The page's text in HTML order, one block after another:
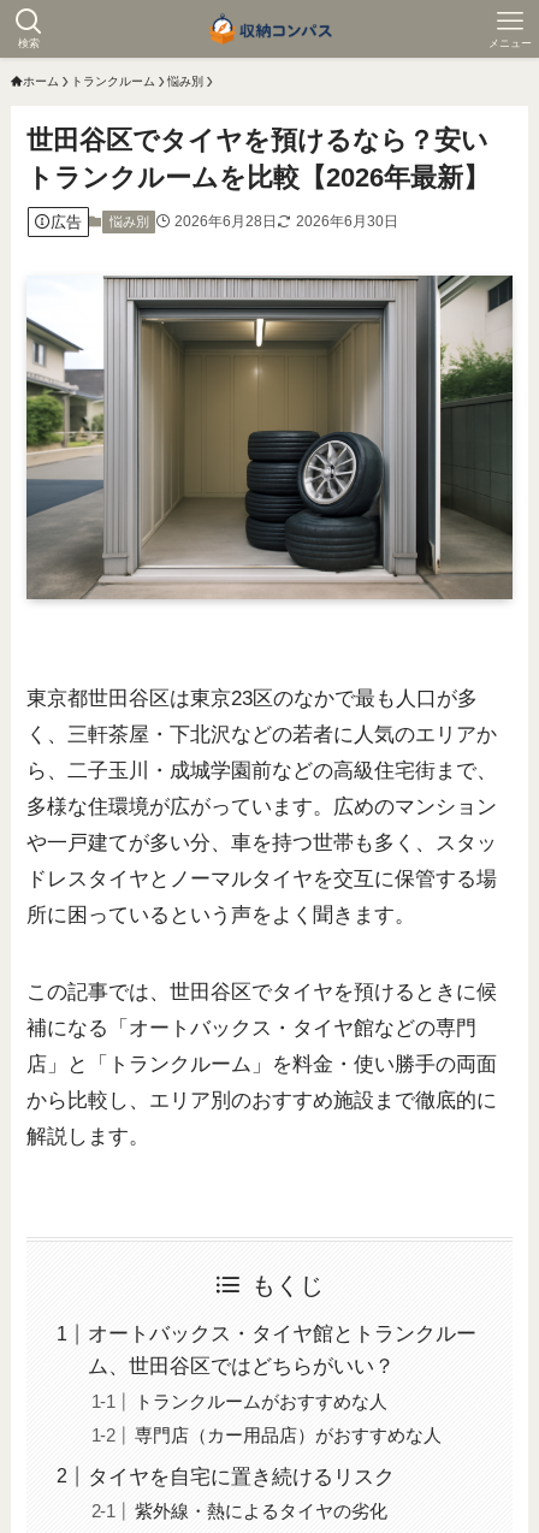
検索 メニュー
ホーム トランクルーム 悩み別
世田谷区でタイヤを預けるなら？安い
トランクルームを比較【2026年最新】
広告 悩み別 2026年6月28日 2026年6月30日
東京都世田谷区は東京23区のなかで最も人口が多
く、三軒茶屋・下北沢などの若者に人気のエリアか
ら、二子玉川・成城学園前などの高級住宅街まで、
多様な住環境が広がっています。広めのマンション
や一戸建てが多い分、車を持つ世帯も多く、スタッ
ドレスタイヤとノーマルタイヤを交互に保管する場
所に困っているという声をよく聞きます。
この記事では、世田谷区でタイヤを預けるときに候
補になる「オートバックス・タイヤ館などの専門
店」と「トランクルーム」を料金・使い勝手の両面
から比較し、エリア別のおすすめ施設まで徹底的に
解説します。
もくじ
オートバックス・タイヤ館とトランクルー
ム、世田谷区ではどちらがいい？
トランクルームがおすすめな人
専門店（カー用品店）がおすすめな人
タイヤを自宅に置き続けるリスク
紫外線・熱によるタイヤの劣化